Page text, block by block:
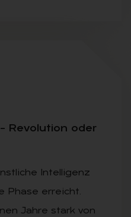
Re­vo­lu­ti­on oder
Intelligenz
Phase erreicht.
Jahre stark von